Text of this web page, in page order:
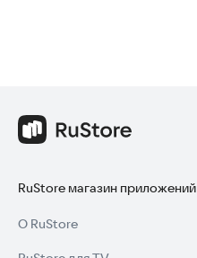
RuStore магазин приложений
О RuStore